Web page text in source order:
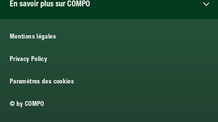
En savoir plus sur COMPO
Mentions légales
Privacy Policy
Paramètres des cookies
© by COMPO